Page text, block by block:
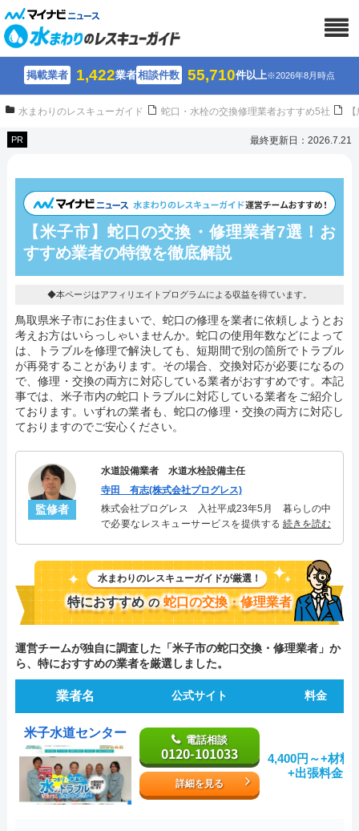
掲載業者 1,422業者相談件数 55,710件以上※2026年8月時点
水まわりのレスキューガイド 蛇口・水栓の交換修理業者おすすめ5社
PR 最終更新日：2026.7.21
【米子市】蛇口の交換・修理業者7選！ お
すすめ業者の特徴を徹底解説
◆本ページはアフィリエイトプログラムによる収益を得ています。
鳥取県米子市にお住まいで、蛇口の修理を業者に依頼しようとお
考えお方はいらっしゃいませんか。蛇口の使用年数などによって
は、トラブルを修理で解決しても、短期間で別の箇所でトラブル
が再発することがあります。その場合、交換対応が必要になるの
で、修理・交換の両方に対応している業者がおすすめです。本記
事では、米子市内の蛇口トラブルに対応している業者をご紹介し
ております。いずれの業者も、蛇口の修理・交換の両方に対応し
ておりますのでご安心ください。
監修者
水道設備業者 水道水栓設備主任
寺田 有志(株式会社プログレス)
株式会社プログレス 入社平成23年5月 暮らしの中
で必要なレスキューサービスを提供する株式会社プ
ブルを解決。多くのお客様に信頼される「水道水
栓」のスペシャリスト。
続きを読む
水まわりのレスキューガイドが厳選！
特におすすめ の 蛇口の交換・修理業者
運営チームが独自に調査した「米子市の蛇口交換・修理業者」か
ら、特におすすめの業者を厳選しました。
業者名 公式サイト 料金
米子水道センター
電話相談
0120-101033
詳細を見る
4,400円～+材料
+出張料金